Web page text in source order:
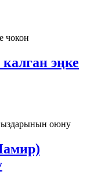
эңке